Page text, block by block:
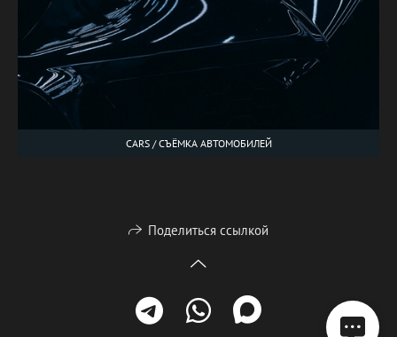
CARS / СЪЁМКА АВТОМОБИЛЕЙ
Поделиться ссылкой